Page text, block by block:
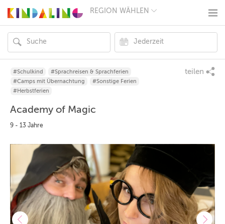
REGION WÄHLEN
MÜNCHEN
HAMBURG
FRANKFURT
KÖLN
DÜSSELDORF
STUTTGART
ZÜRICH
ANDERE
REGIONEN
#Schulkind
#Sprachreisen & Sprachferien
#Camps mit Übernachtung
#Sonstige Ferien
#Herbstferien
teilen
Academy of Magic
9 - 13 Jahre